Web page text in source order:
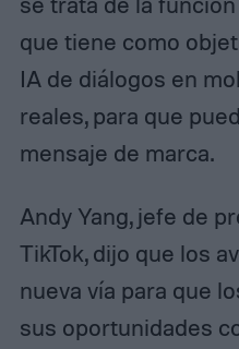
que tiene como
IA de diálogos en
reales, para que
mensaje de marca.
Andy Yang, jefe de
TikTok, dijo que los
nueva vía para que
sus oportunidades